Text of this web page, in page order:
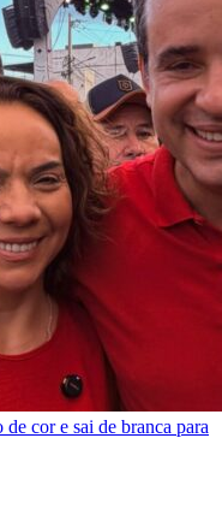
cor e sai de branca para